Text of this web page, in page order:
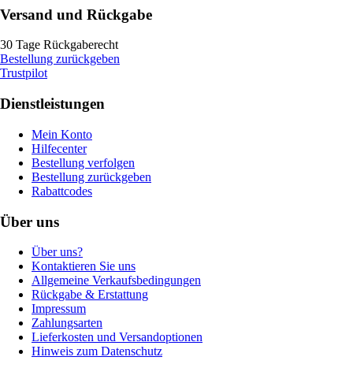
Versand und Rückgabe
30 Tage Rückgaberecht
Bestellung zurückgeben
Trustpilot
Dienstleistungen
Mein Konto
Hilfecenter
Bestellung verfolgen
Bestellung zurückgeben
Rabattcodes
Über uns
Über uns?
Kontaktieren Sie uns
Allgemeine Verkaufsbedingungen
Rückgabe & Erstattung
Impressum
Zahlungsarten
Lieferkosten und Versandoptionen
Hinweis zum Datenschutz